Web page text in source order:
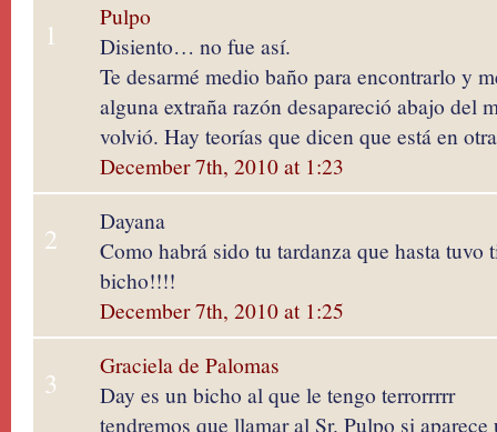
1
Pulpo
Disiento… no fue así.
Te desarmé medio baño para encontrarlo y
alguna extraña razón desapareció abajo del
volvió. Hay teorías que dicen que está en
December 7th, 2010 at 1:23
2
Dayana
Como habrá sido tu tardanza que hasta tuvo
bicho!!!!
December 7th, 2010 at 1:25
3
Graciela de Palomas
Day es un bicho al que le tengo terrorrrrr
tendremos que llamar al Sr. Pulpo si